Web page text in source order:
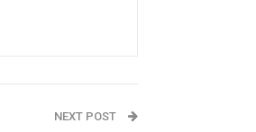
NEXT POST